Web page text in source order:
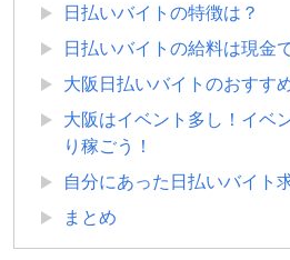
日払いバイトの特徴は？
日払いバイトの給料は現金
大阪日払いバイトのおすす
大阪はイベント多し！イベ
り稼ごう！
自分にあった日払いバイト
まとめ